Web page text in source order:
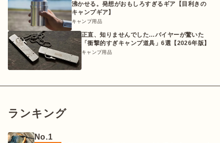
沸かせる。発想がおもしろすぎるギア【目利きの
キャンプギア】
キャンプ用品
正直、知りませんでした…バイヤーが驚いた
「衝撃的すぎキャンプ道具」6選【2026年版】
キャンプ用品
ランキング
No.1